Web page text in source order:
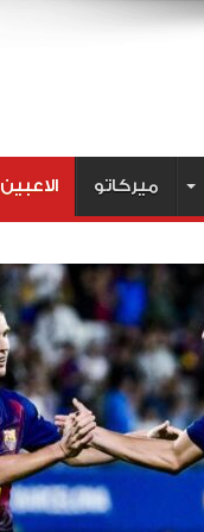
ميركاتو الاعبين